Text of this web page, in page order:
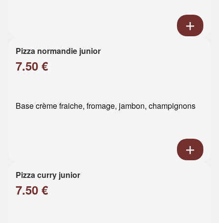
Pizza normandie junior
7.50 €
Base crème fraiche, fromage, jambon, champignons
Pizza curry junior
7.50 €